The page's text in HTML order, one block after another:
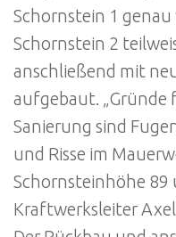
Schornstein 1
Schornstein 2
anschließend mit
aufgebaut. „Gründe
Sanierung sind
und Risse im
Schornsteinhöhe
Kraftwerksleiter